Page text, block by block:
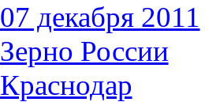
07 декабря 2011
Зерно России
Краснодар